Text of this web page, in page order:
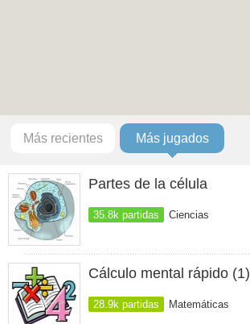
Más recientes Más jugados
Partes de la célula
35.8k partidas Ciencias
Cálculo mental rápido (1)
28.9k partidas Matemáticas